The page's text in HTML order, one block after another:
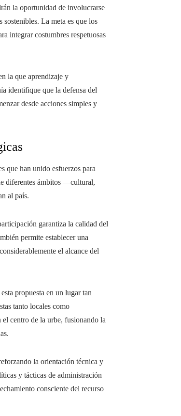
la oportunidad de involucrarse
La meta es que los
integrar costumbres respetuosas
la que aprendizaje y
identifique que la defensa del
desde acciones simples y
que han unido esfuerzos para
diferentes ámbitos —cultural,
al país.
garantiza la calidad del
permite establecer una
el alcance del
propuesta en un lugar tan
tanto locales como
centro de la urbe, fusionando la
la orientación técnica y
y tácticas de administración
consciente del recurso